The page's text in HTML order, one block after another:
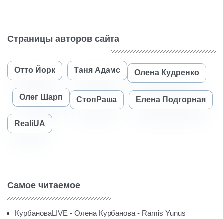
Страницы авторов сайта
Отто Йорк Таня Адамс Олена Кудренко
Олег Шарп СтопРаша Елена Подгорная
RealiUA
Самое читаемое
КурбановаLIVE - Олена Курбанова - Ramis Yunus